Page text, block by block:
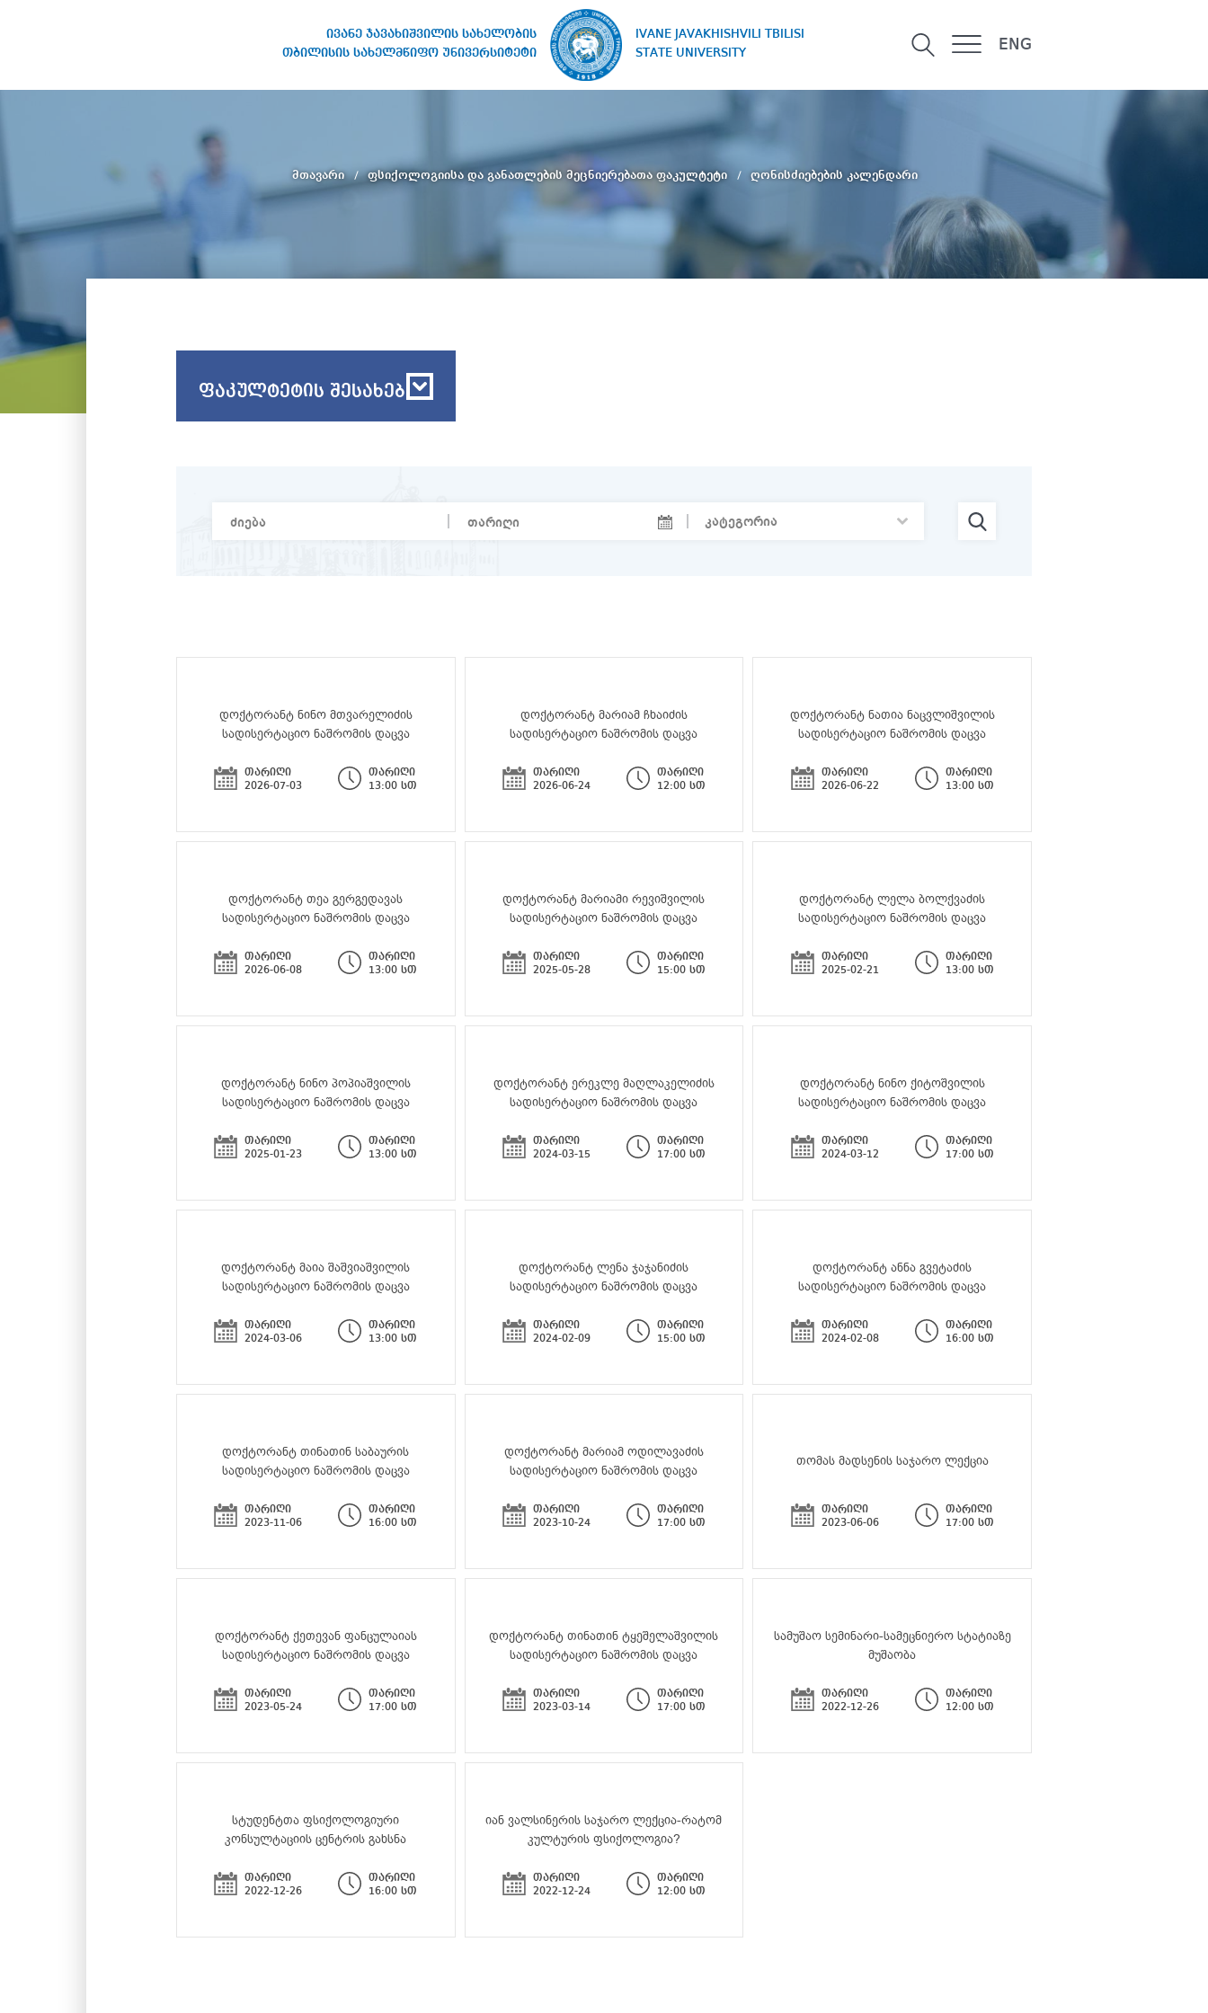
ივანე ჯავახიშვილის სახელობის
თბილისის სახელმწიფო უნივერსიტეტი
IVANE JAVAKHISHVILI TBILISI
STATE UNIVERSITY
ENG
სახელობის თბილისის
მთავარი ფსიქოლოგიისა და განათლების მეცნიერებათა ფაკულტეტი ღონისძიებების კალენდარი
ფაკულტეტის შესახებ
დოქტორანტ ნინო მთვარელიძის
სადისერტაციო ნაშრომის დაცვა
თარიღი
2026-07-03
თარიღი
13:00 სთ
დოქტორანტ მარიამ ჩხაიძის
სადისერტაციო ნაშრომის დაცვა
თარიღი
2026-06-24
თარიღი
12:00 სთ
დოქტორანტ ნათია ნაცვლიშვილის
სადისერტაციო ნაშრომის დაცვა
თარიღი
2026-06-22
თარიღი
13:00 სთ
დოქტორანტ თეა გერგედავას
სადისერტაციო ნაშრომის დაცვა
თარიღი
2026-06-08
თარიღი
13:00 სთ
დოქტორანტ მარიამი რევიშვილის
სადისერტაციო ნაშრომის დაცვა
თარიღი
2025-05-28
თარიღი
15:00 სთ
დოქტორანტ ლელა ბოლქვაძის
სადისერტაციო ნაშრომის დაცვა
თარიღი
2025-02-21
თარიღი
13:00 სთ
დოქტორანტ ნინო პოპიაშვილის
სადისერტაციო ნაშრომის დაცვა
თარიღი
2025-01-23
თარიღი
13:00 სთ
დოქტორანტ ერეკლე მაღლაკელიძის
სადისერტაციო ნაშრომის დაცვა
თარიღი
2024-03-15
თარიღი
17:00 სთ
დოქტორანტ ნინო ქიტოშვილის
სადისერტაციო ნაშრომის დაცვა
თარიღი
2024-03-12
თარიღი
17:00 სთ
დოქტორანტ მაია შაშვიაშვილის
სადისერტაციო ნაშრომის დაცვა
თარიღი
2024-03-06
თარიღი
13:00 სთ
დოქტორანტ ლენა ჯაჯანიძის
სადისერტაციო ნაშრომის დაცვა
თარიღი
2024-02-09
თარიღი
15:00 სთ
დოქტორანტ ანნა გვეტაძის
სადისერტაციო ნაშრომის დაცვა
თარიღი
2024-02-08
თარიღი
16:00 სთ
დოქტორანტ თინათინ საბაურის
სადისერტაციო ნაშრომის დაცვა
თარიღი
2023-11-06
თარიღი
16:00 სთ
დოქტორანტ მარიამ ოდილავაძის
სადისერტაციო ნაშრომის დაცვა
თარიღი
2023-10-24
თარიღი
17:00 სთ
თომას მადსენის საჯარო ლექცია
თარიღი
2023-06-06
თარიღი
17:00 სთ
დოქტორანტ ქეთევან ფანცულაიას
სადისერტაციო ნაშრომის დაცვა
თარიღი
2023-05-24
თარიღი
17:00 სთ
დოქტორანტ თინათინ ტყეშელაშვილის
სადისერტაციო ნაშრომის დაცვა
თარიღი
2023-03-14
თარიღი
17:00 სთ
სამუშაო სემინარი-სამეცნიერო სტატიაზე
მუშაობა
თარიღი
2022-12-26
თარიღი
12:00 სთ
სტუდენტთა ფსიქოლოგიური
კონსულტაციის ცენტრის გახსნა
თარიღი
2022-12-26
თარიღი
16:00 სთ
იან ვალსინერის საჯარო ლექცია-რატომ
კულტურის ფსიქოლოგია?
თარიღი
2022-12-24
თარიღი
12:00 სთ